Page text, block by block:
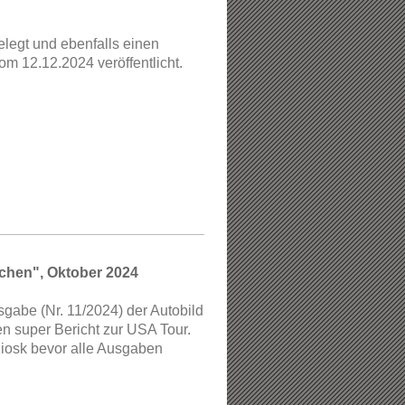
und ebenfalls einen
12.12.2024 veröffentlicht.
Oktober 2024
(Nr. 11/2024)der Autobild
super Bericht zur USA Tour.
bevor alle Ausgaben